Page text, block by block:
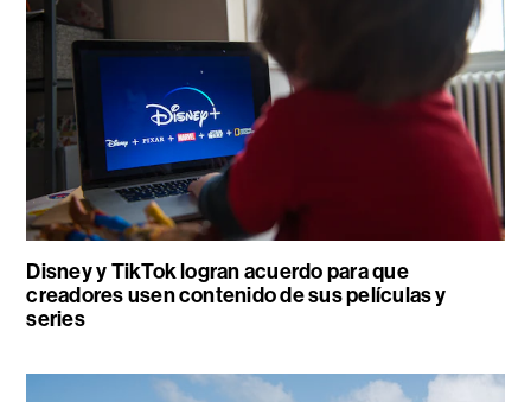
Disney y TikTok logran acuerdo para que
creadores usen contenido de sus películas y
series